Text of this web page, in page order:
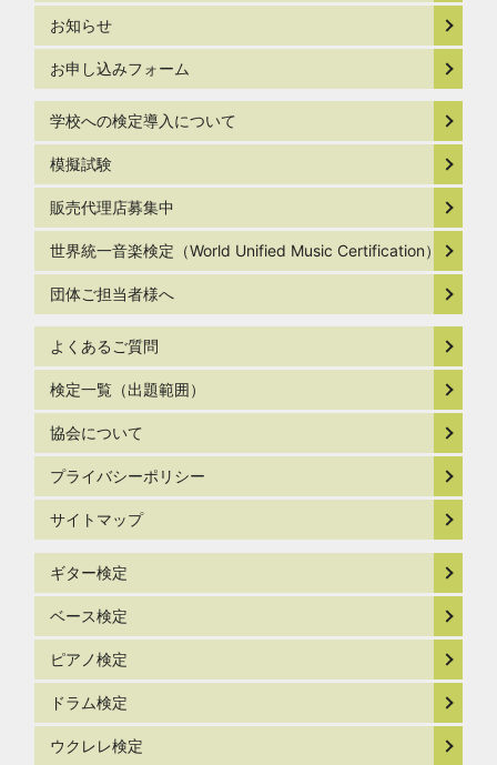
お知らせ
お申し込みフォーム
学校への検定導入について
模擬試験
販売代理店募集中
世界統一音楽検定（World Unified Music Certification）
団体ご担当者様へ
よくあるご質問
検定一覧（出題範囲）
協会について
プライバシーポリシー
サイトマップ
ギター検定
ベース検定
ピアノ検定
ドラム検定
ウクレレ検定